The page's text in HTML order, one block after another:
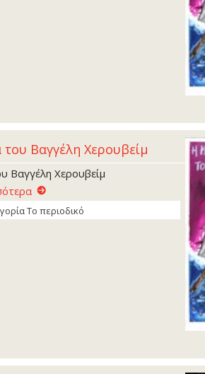
του Βαγγέλη Χερουβείµ
Βαγγέλη Χερουβείµ
Το περιοδικό